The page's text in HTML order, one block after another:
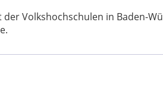
Volkshochschulen in Baden-